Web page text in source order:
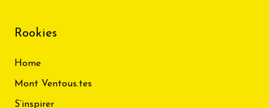
Rookies
Home
Mont Ventous.tes
S’inspirer